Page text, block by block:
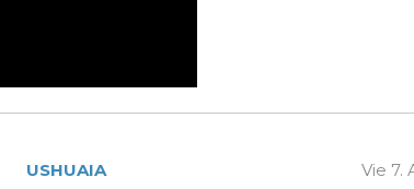
USHUAIA Vie 7.